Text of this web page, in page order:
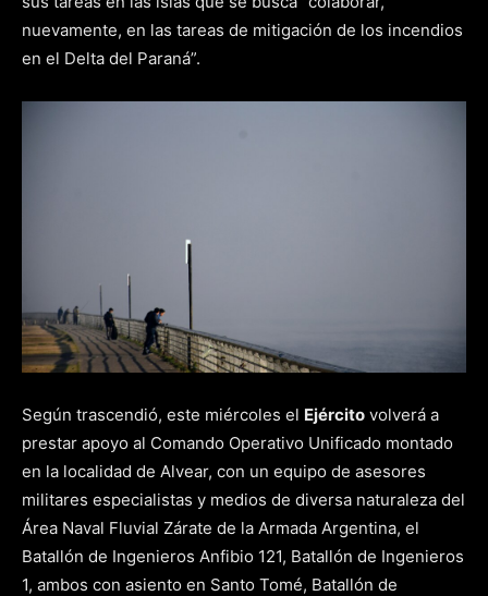
nuevamente, en las tareas de mitigación de los incendios
en el Delta del Paraná”.
Según trascendió, este miércoles el Ejército volverá a
prestar apoyo al Comando Operativo Unificado montado
en la localidad de Alvear, con un equipo de asesores
militares especialistas y medios de diversa naturaleza del
Área Naval Fluvial Zárate de la Armada Argentina, el
Batallón de Ingenieros Anfibio 121, Batallón de Ingenieros
1, ambos con asiento en Santo Tomé, Batallón de